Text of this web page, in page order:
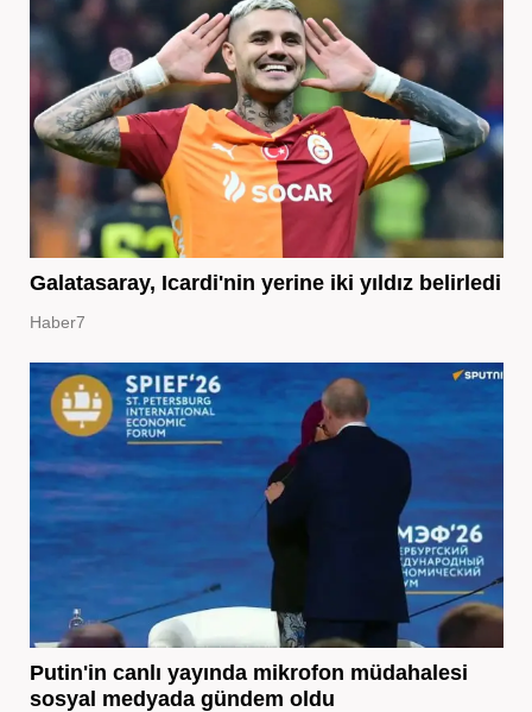
Galatasaray, Icardi'nin yerine iki yıldız belirledi
Haber7
Putin'in canlı yayında mikrofon müdahalesi
sosyal medyada gündem oldu